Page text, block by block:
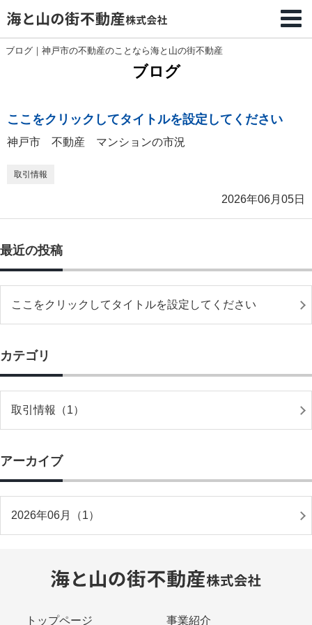
ブログ｜神戸市の不動産のことなら海と山の街不動産
ブログ
ここをクリックしてタイトルを設定してください
神戸市 不動産 マンションの市況
取引情報
2026年06月05日
最近の投稿
ここをクリックしてタイトルを設定してください
カテゴリ
取引情報（1）
アーカイブ
2026年06月（1）
トップページ 事業紹介